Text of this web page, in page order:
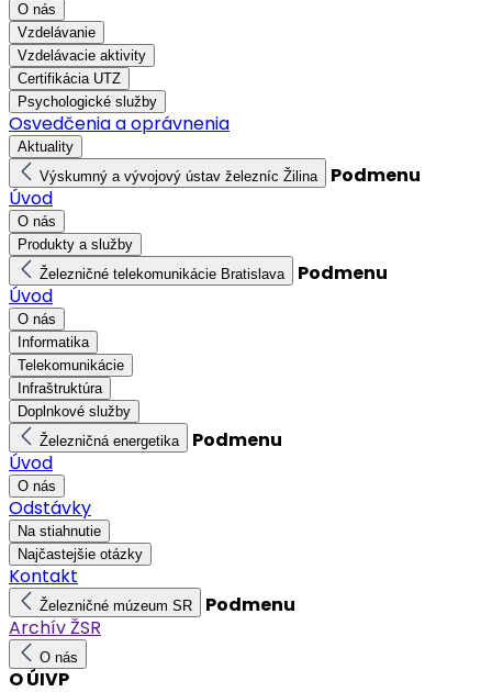
O nás
Vzdelávanie
Vzdelávacie aktivity
Certifikácia UTZ
Psychologické služby
Osvedčenia a oprávnenia
Aktuality
Výskumný a vývojový ústav železníc Žilina
Podmenu
Úvod
O nás
Produkty a služby
Železničné telekomunikácie Bratislava
Podmenu
Úvod
O nás
Informatika
Telekomunikácie
Infraštruktúra
Doplnkové služby
Železničná energetika
Podmenu
Úvod
O nás
Odstávky
Na stiahnutie
Najčastejšie otázky
Kontakt
Železničné múzeum SR
Podmenu
Archív ŽSR
O nás
O ÚIVP